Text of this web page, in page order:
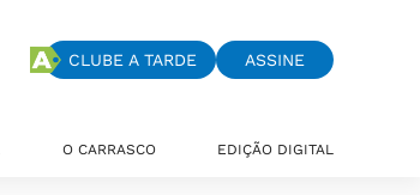
CLUBE A TARDE ASSINE
O CARRASCO EDIÇÃO DIGITAL